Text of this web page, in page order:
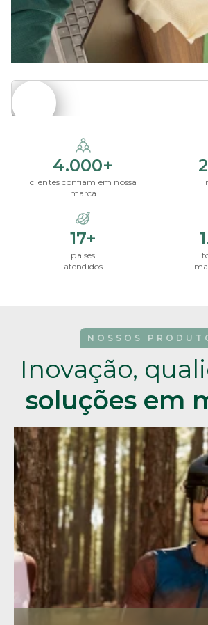
4.000+
clientes confiam em nossa
marca
17+
países
atendidos
NOSSOS
Inovação,
soluções em